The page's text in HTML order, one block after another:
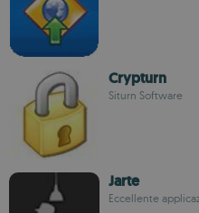
Crypturn
Siturn Software
Jarte
Eccellente